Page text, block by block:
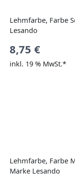
Lehmfarbe, Farbe
Lesando
8,75 €
inkl. 19 % MwSt.*
Lehmfarbe, Farbe
Marke Lesando